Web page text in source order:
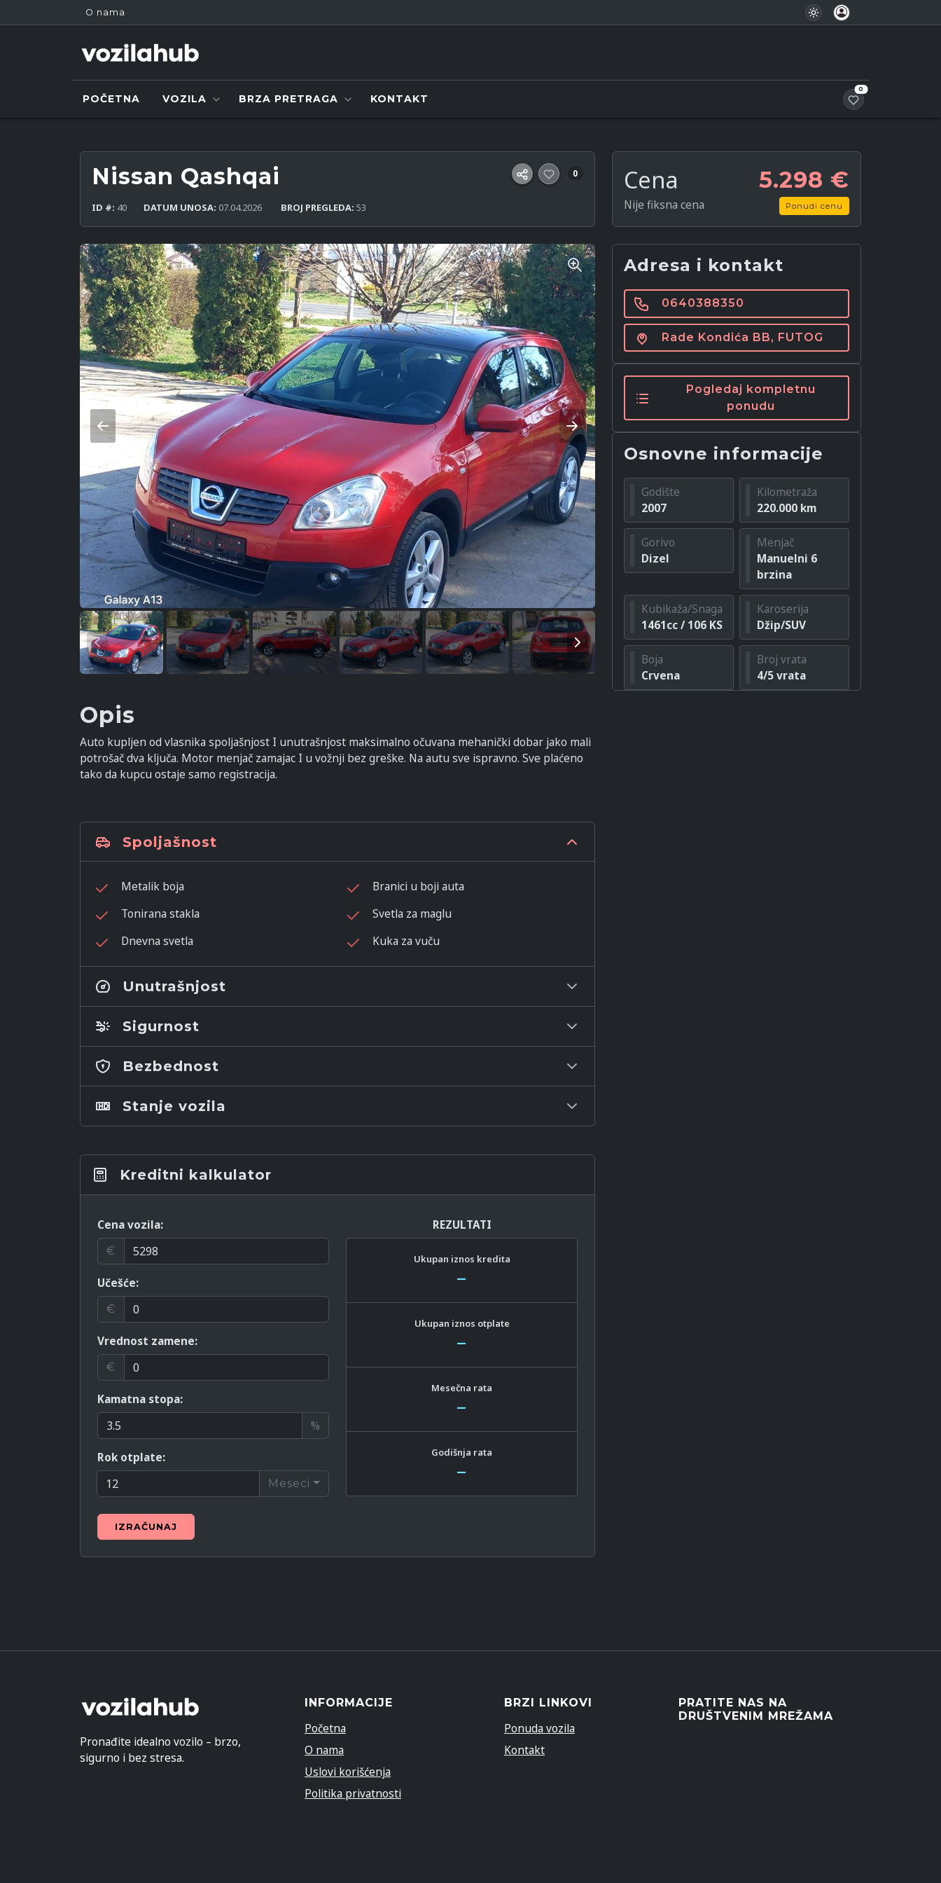
O nama
POČETNA VOZILA BRZA PRETRAGA KONTAKT
0 Favoriti
Nissan Qashqai
ID #: 40 DATUM UNOSA: 07.04.2026 BROJ PREGLEDA: 53
0 Cena
Nije fiksna cena
5.298 €
Ponudi cenu
Opis
Auto kupljen od vlasnika spoljašnjost I unutrašnjost maksimalno očuvana mehanički dobar jako mali
potrošač dva ključa. Motor menjač zamajac I u vožnji bez greške. Na autu sve ispravno. Sve plaćeno
tako da kupcu ostaje samo registracija.
Spoljašnost
Metalik boja
Branici u boji auta
Tonirana stakla
Svetla za maglu
Dnevna svetla
Kuka za vuču
Unutrašnjost
Sigurnost
Bezbednost
Stanje vozila
Kreditni kalkulator
Cena vozila:
€
Učešće:
€
Vrednost zamene:
€
Kamatna stopa:
%
Rok otplate:
Meseci
IZRAČUNAJ
REZULTATI
Ukupan iznos kredita
–
Ukupan iznos otplate
–
Mesečna rata
–
Godišnja rata
–
Adresa i kontakt
0640388350
Rade Kondića BB, FUTOG
Pogledaj kompletnu
ponudu
Osnovne informacije
Godište
2007
Kilometraža
220.000 km
Gorivo
Dizel
Menjač
Manuelni 6
brzina
Kubikaža/Snaga
1461cc / 106 KS
Karoserija
Džip/SUV
Boja
Crvena
Broj vrata
4/5 vrata
Pronađite idealno vozilo – brzo,
sigurno i bez stresa.
INFORMACIJE
Početna
O nama
Uslovi korišćenja
Politika privatnosti
BRZI LINKOVI
Ponuda vozila
Kontakt
PRATITE NAS NA
DRUŠTVENIM MREŽAMA